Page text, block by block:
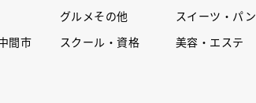
間市
グルメその他
スイーツ・パン
スクール・資格
美容・エステ